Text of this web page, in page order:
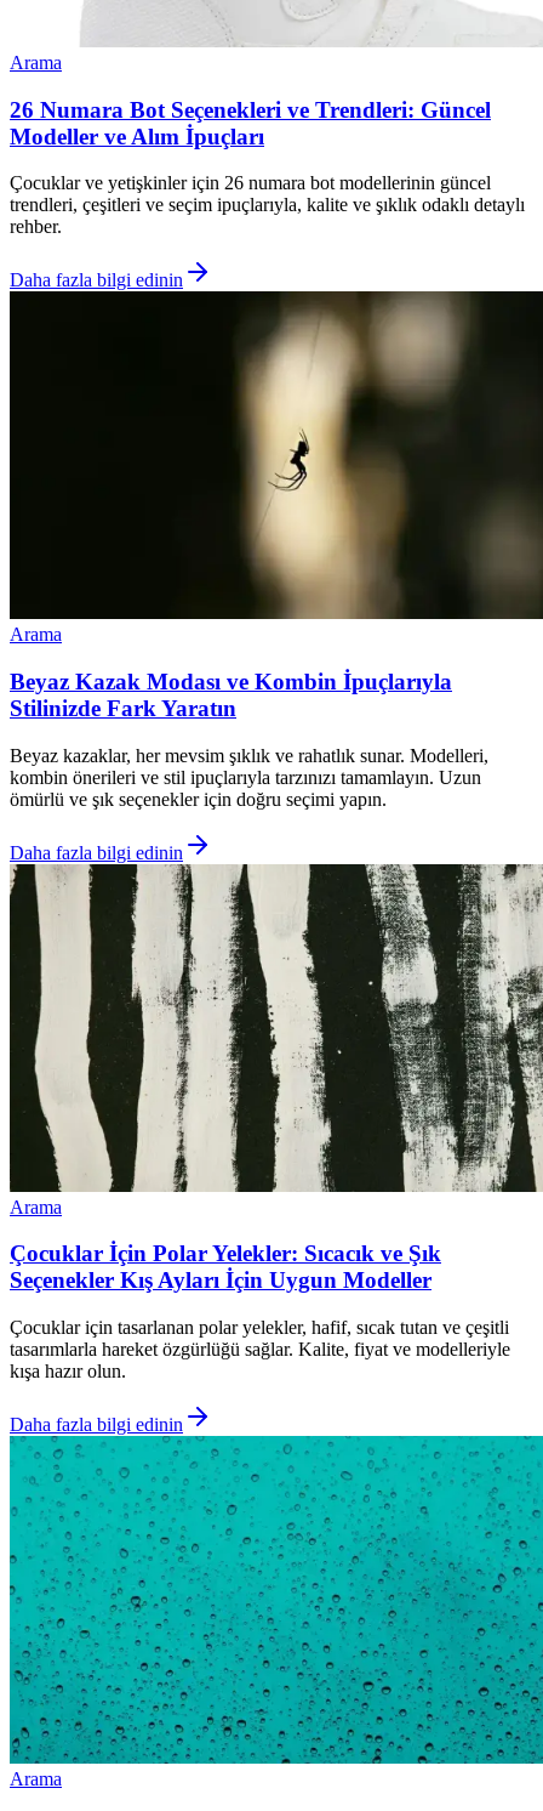
Arama
26 Numara Bot Seçenekleri ve Trendleri: Güncel
Modeller ve Alım İpuçları
Çocuklar ve yetişkinler için 26 numara bot modellerinin güncel
trendleri, çeşitleri ve seçim ipuçlarıyla, kalite ve şıklık odaklı detaylı
rehber.
Daha fazla bilgi edinin
Arama
Beyaz Kazak Modası ve Kombin İpuçlarıyla
Stilinizde Fark Yaratın
Beyaz kazaklar, her mevsim şıklık ve rahatlık sunar. Modelleri,
kombin önerileri ve stil ipuçlarıyla tarzınızı tamamlayın. Uzun
ömürlü ve şık seçenekler için doğru seçimi yapın.
Daha fazla bilgi edinin
Arama
Çocuklar İçin Polar Yelekler: Sıcacık ve Şık
Seçenekler Kış Ayları İçin Uygun Modeller
Çocuklar için tasarlanan polar yelekler, hafif, sıcak tutan ve çeşitli
tasarımlarla hareket özgürlüğü sağlar. Kalite, fiyat ve modelleriyle
kışa hazır olun.
Daha fazla bilgi edinin
Arama